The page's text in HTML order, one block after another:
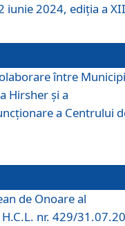
iunie 2024, ediția a
între
Hirsher și a
a Centrului
de Onoare al
nr. 429/